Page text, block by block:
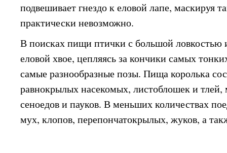
подвешивает гнездо к еловой лапе, маскируя
практически невозможно.
В поисках пищи птички с большой ловкостью
еловой хвое, цепляясь за кончики самых
самые разнообразные позы. Пища королька
равнокрылых насекомых, листоблошек и тлей,
сеноедов и пауков. В меньших количествах
мух, клопов, перепончатокрылых, жуков, а